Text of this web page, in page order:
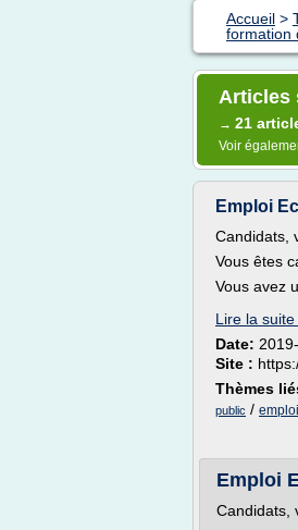
Accueil >
formation
Articles
→ 21
Voir
Emploi
Candidats,
Vous êtes
Vous avez
Lire la suite
Date:
Site :
Thèmes
public /
Emploi
Candidats,